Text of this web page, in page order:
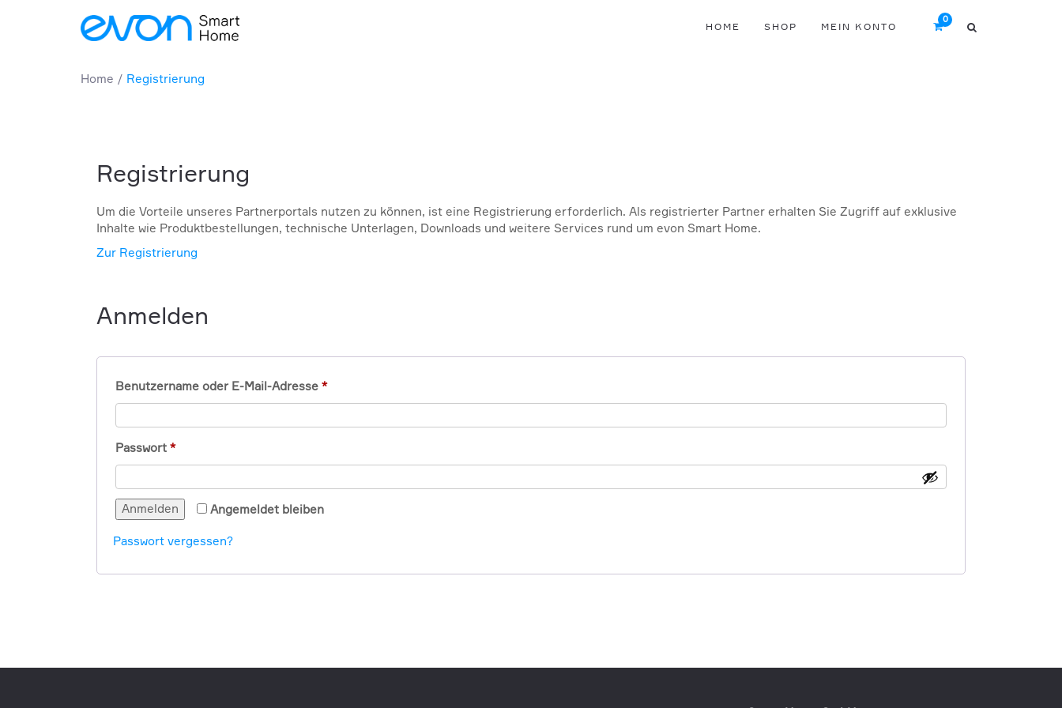
HOME SHOP MEIN KONTO
Home Registrierung
Registrierung
Um die Vorteile unseres Partnerportals nutzen zu können, ist eine Registrierung erforderlich. Als registrierter Partner erhalten Sie Zugriff auf exklusive
Inhalte wie Produktbestellungen, technische Unterlagen, Downloads und weitere Services rund um evon Smart Home.
Zur Registrierung
Anmelden
Benutzername oder E-Mail-Adresse *Erforderlich
Passwort *Erforderlich
Angemeldet bleiben
Anmelden
Passwort vergessen?